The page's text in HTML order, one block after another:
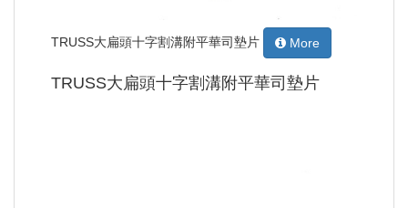
TRUSS大扁頭十字割溝附平華司墊片 More
TRUSS大扁頭十字割溝附平華司墊片